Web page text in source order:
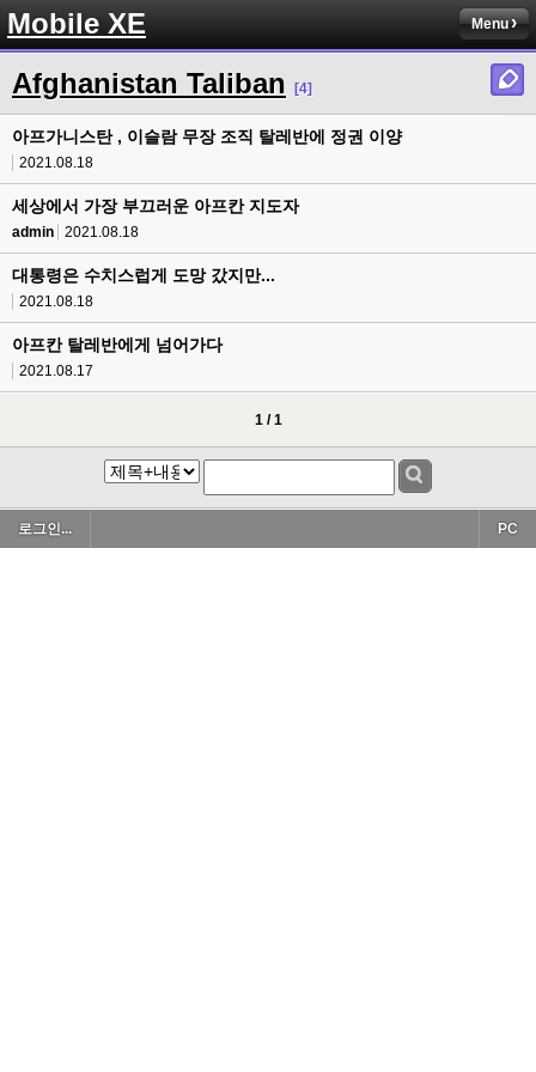
Mobile XE Menu
Afghanistan Taliban [4]
아프가니스탄 , 이슬람 무장 조직 탈레반에 정권 이양
2021.08.18
세상에서 가장 부끄러운 아프칸 지도자
admin 2021.08.18
대통령은 수치스럽게 도망 갔지만...
2021.08.18
아프칸 탈레반에게 넘어가다
2021.08.17
1 / 1
로그인... PC